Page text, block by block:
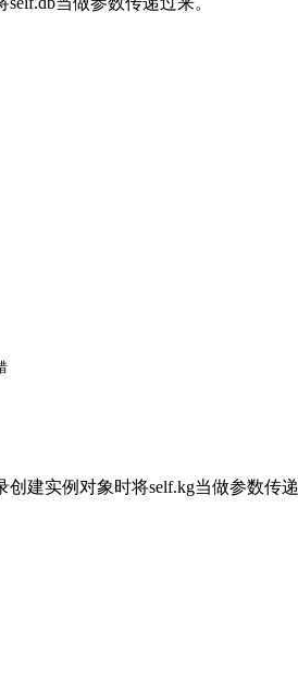
建实例对象时将self.kg当做参数传